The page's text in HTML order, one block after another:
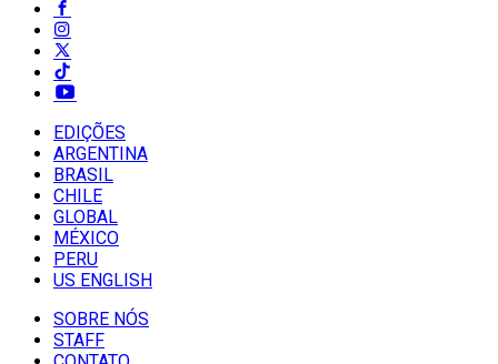
EDIÇÕES
ARGENTINA
BRASIL
CHILE
GLOBAL
MÉXICO
PERU
US ENGLISH
SOBRE NÓS
STAFF